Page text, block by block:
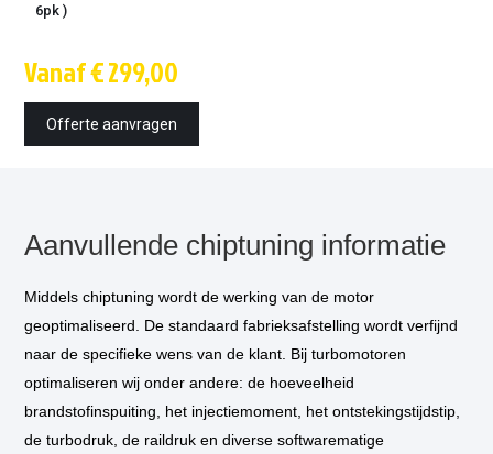
6pk )
Montage tijd
* Als u kiest voor inbouw op locatie, dan komt één van onze technicus
bij u thuis of op het werk langs om de tuning in te bouwen.
** Standaard wordt de auto niet op de vermogenstestbank geplaatst
tijdens de tuningssessie, tenzij hier aanleiding voor is. Als u een
Vanaf € 299,00
Offerte aanvragen
Aanvullende chiptuning informatie
Middels chiptuning wordt de werking van de motor
geoptimaliseerd. De standaard fabrieksafstelling wordt verfijnd
naar de specifieke wens van de klant. Bij turbomotoren
optimaliseren wij onder andere: de hoeveelheid
brandstofinspuiting, het injectiemoment, het ontstekingstijdstip,
de turbodruk, de raildruk en diverse softwarematige